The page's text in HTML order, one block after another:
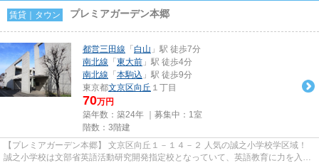
賃貸｜タウン プレミアガーデン本郷
都営三田線 「 白山 」駅 徒歩7分
南北線 「 東大前 」駅 徒歩4分
南北線 「 本駒込 」駅 徒歩9分
東京都文京区向丘 １丁目
70万円
築年数：築24年 ｜募集中： 1室
階数：3階建
【プレミアガーデン本郷】 文京区向丘１－１４－２ 人気の誠之小学校学区域！
誠之小学校は文部省英語活動研究開発指定校となっていて、英語教育に力を入れ